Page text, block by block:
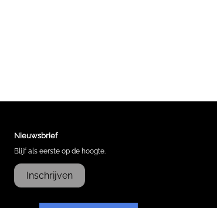
Nieuwsbrief
Blijf als eerste op de hoogte.
Inschrijven